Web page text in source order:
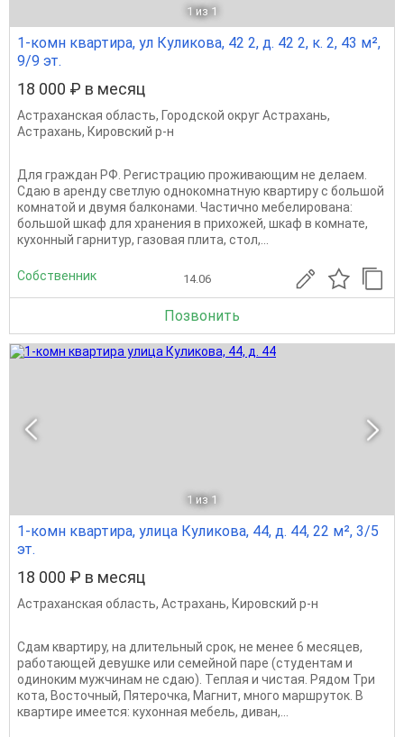
1 из 1
1-комн квартира, ул Куликова, 42 2, д. 42 2, к. 2, 43 м²,
9/9 эт.
18 000 ₽ в месяц
Астраханская область, Городской округ Астрахань,
Астрахань, Кировский р-н
Для граждан РФ. Регистрацию проживающим не делаем.
Сдаю в аренду светлую однокомнатную квартиру с большой
комнатой и двумя балконами. Частично мебелирована:
большой шкаф для хранения в прихожей, шкаф в комнате,
кухонный гарнитур, газовая плита, стол,...
Собственник 14.06
Позвонить
1 из 1
1-комн квартира, улица Куликова, 44, д. 44, 22 м², 3/5
эт.
18 000 ₽ в месяц
Астраханская область, Астрахань, Кировский р-н
Сдам квартиру, на длительный срок, не менее 6 месяцев,
работающей девушке или семейной паре (студентам и
одиноким мужчинам не сдаю). Теплая и чистая. Рядом Три
кота, Восточный, Пятерочка, Магнит, много маршруток. В
квартире имеется: кухонная мебель, диван,...